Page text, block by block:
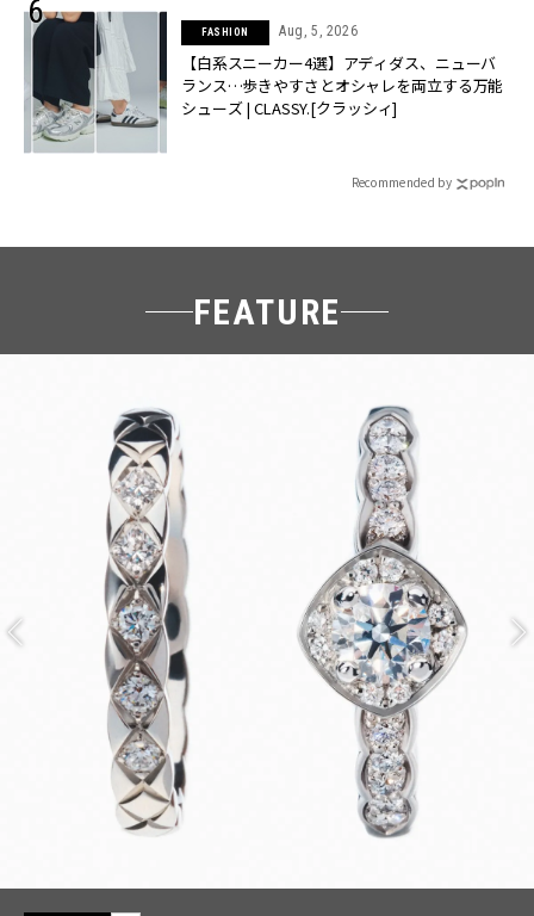
FASHION Aug, 5, 2026
【白系スニーカー4選】アディダス、ニューバ
ランス…歩きやすさとオシャレを両立する万能
シューズ | CLASSY.[クラッシィ]
Recommended by
FEATURE